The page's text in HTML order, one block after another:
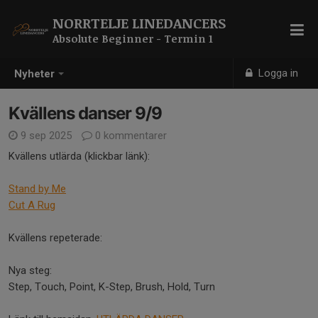
Nyheter Logga in
NORRTELJE LINEDANCERS
Absolute Beginner - Termin 1
Kvällens danser 9/9
9 sep 2025
0 kommentarer
Kvällens utlärda (klickbar länk):
Stand by Me
Cut A Rug
Kvällens repeterade:
Nya steg:
Step, Touch, Point, K-Step, Brush, Hold, Turn